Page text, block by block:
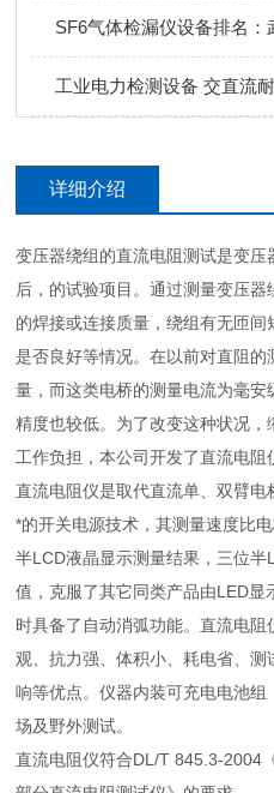
详细介绍
变压器绕组的直流电阻测试是变
后，的试验项目。通过测量变压
的焊接或连接质量，绕组有无匝
是否良好等情况。在以前对直阻的
量，而这类电桥的测量电流为毫安
精度也较低。为了改变这种状况
工作负担，本公司开发了直流电阻
直流电阻仪是取代直流单、双臂
*的开关电源技术，其测量速度比
半LCD液晶显示测量结果，三位
值，克服了其它同类产品由LED显
时具备了自动消弧功能。直流电
观、抗力强、体积小、耗电省、
响等优点。仪器内装可充电电池
场及野外测试。
直流电阻仪符合DL/T 845.3-2004